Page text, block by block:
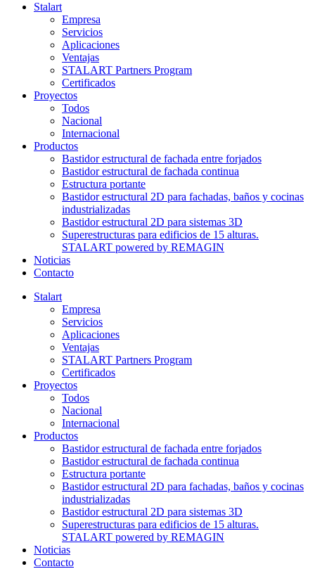
Stalart
Empresa
Servicios
Aplicaciones
Ventajas
STALART Partners Program
Certificados
Proyectos
Todos
Nacional
Internacional
Productos
Bastidor estructural de fachada entre forjados
Bastidor estructural de fachada continua
Estructura portante
Bastidor estructural 2D para fachadas, baños y cocinas
industrializadas
Bastidor estructural 2D para sistemas 3D
Superestructuras para edificios de 15 alturas.
STALART powered by REMAGIN
Noticias
Contacto
Stalart
Empresa
Servicios
Aplicaciones
Ventajas
STALART Partners Program
Certificados
Proyectos
Todos
Nacional
Internacional
Productos
Bastidor estructural de fachada entre forjados
Bastidor estructural de fachada continua
Estructura portante
Bastidor estructural 2D para fachadas, baños y cocinas
industrializadas
Bastidor estructural 2D para sistemas 3D
Superestructuras para edificios de 15 alturas.
STALART powered by REMAGIN
Noticias
Contacto